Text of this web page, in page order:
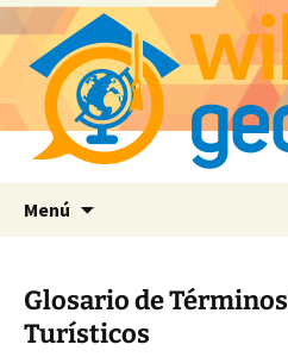
Menú
Glosario de
Turísticos